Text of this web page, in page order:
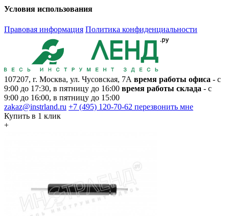
Условия использования
Правовая информация Политика конфиденциальности
107207, г. Москва, ул. Чусовская, 7А время работы офиса - с
9:00 до 17:30, в пятницу до 16:00 время работы склада - с
9:00 до 16:00, в пятницу до 15:00
zakaz@instrland.ru +7 (495) 120-70-62 перезвонить мне
Купить в 1 клик
+